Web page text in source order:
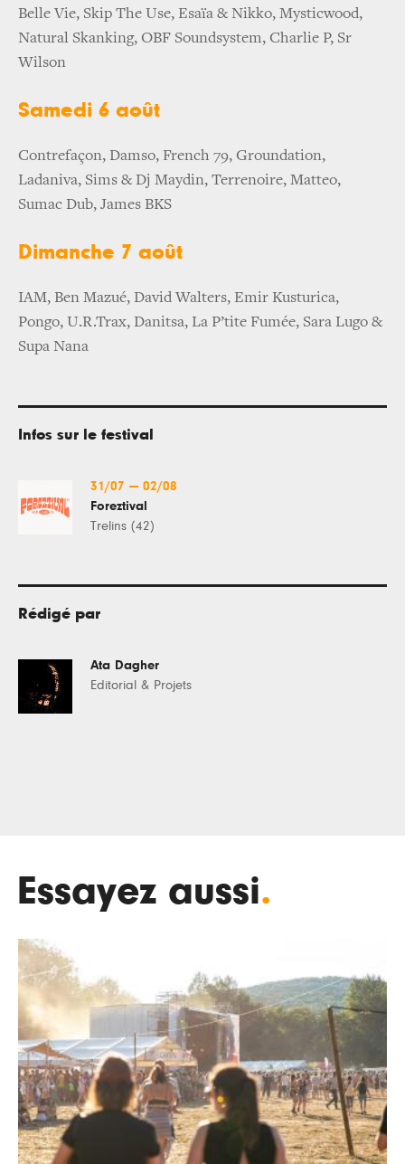
Belle Vie, Skip The Use, Esaïa & Nikko, Mysticwood,
Natural Skanking, OBF Soundsystem, Charlie P, Sr
Wilson
Samedi 6 août
Contrefaçon, Damso, French 79, Groundation,
Ladaniva, Sims & Dj Maydin, Terrenoire, Matteo,
Sumac Dub, James BKS
Dimanche 7 août
IAM, Ben Mazué, David Walters, Emir Kusturica,
Pongo, U.R.Trax, Danitsa, La P’tite Fumée, Sara Lugo &
Supa Nana
Infos sur le festival
31/07 — 02/08
Foreztival
Trelins (42)
Rédigé par
Ata Dagher
Editorial & Projets
Essayez aussi.